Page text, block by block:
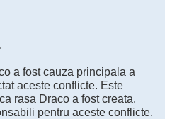
a fost cauza principala a
aceste conflicte. Este
rasa Draco a fost creata.
pentru aceste conflicte.